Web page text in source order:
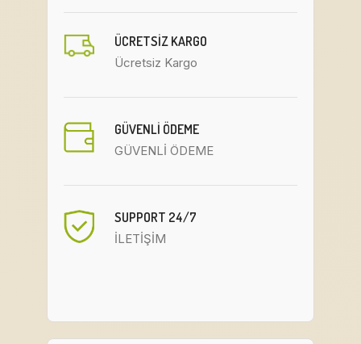
ÜCRETSIZ KARGO
Ücretsiz Kargo
GÜVENLİ ÖDEME
GÜVENLİ ÖDEME
SUPPORT 24/7
İLETİŞİM